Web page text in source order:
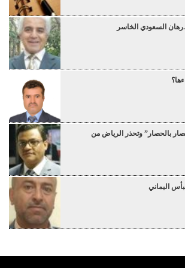
السعودي الخاسر
بالحصار” وتحذر الرياض من
اليماني